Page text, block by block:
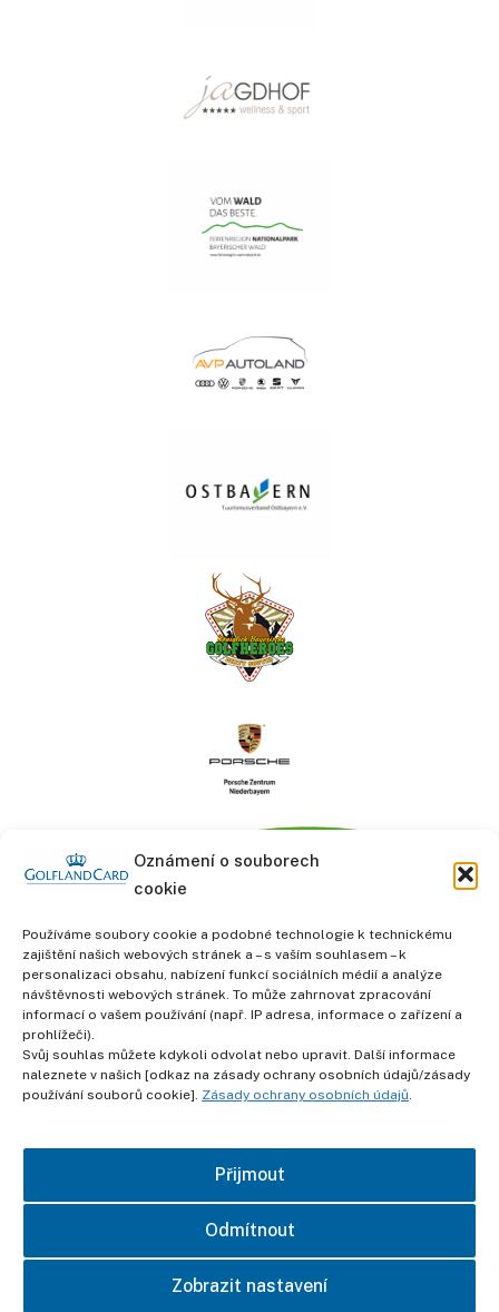
Oznámení o souborech
cookie
Používáme soubory cookie a podobné technologie k technickému
zajištění našich webových stránek a – s vaším souhlasem – k
personalizaci obsahu, nabízení funkcí sociálních médií a analýze
návštěvnosti webových stránek. To může zahrnovat zpracování
informací o vašem používání (např. IP adresa, informace o zařízení a
prohlížeči).
Svůj souhlas můžete kdykoli odvolat nebo upravit. Další informace
naleznete v našich [odkaz na zásady ochrany osobních údajů/zásady
používání souborů cookie]. Zásady ochrany osobních údajů.
Přijmout
Odmítnout
Zobrazit nastavení
informace
Obchodní podmínky
Ochrana osobních údajů